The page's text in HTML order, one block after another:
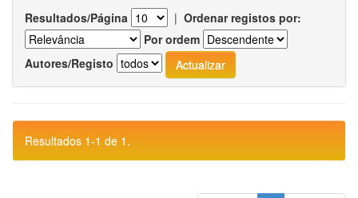
Resultados/Página | Ordenar registos por:
Por ordem
Autores/Registo
Resultados 1-1 de 1.